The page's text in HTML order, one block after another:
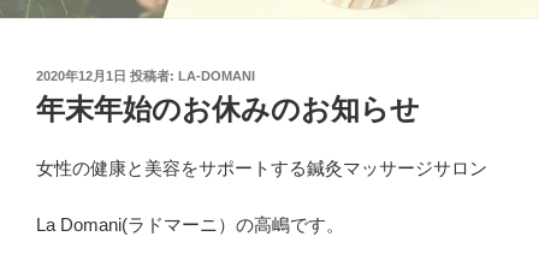
投
稿
日:
2020年12月1日 投稿者: LA-DOMANI
年末年始のお休みのお知らせ
女性の健康と美容をサポートする鍼灸マッサージサロン
La Domani(ラドマーニ）の高嶋です。